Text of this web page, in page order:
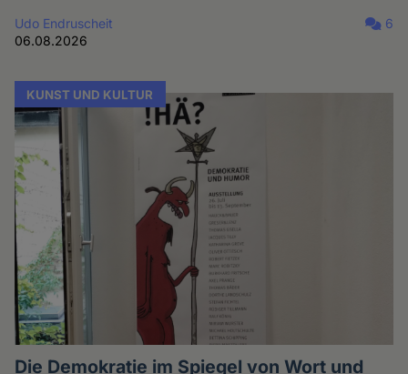
Udo Endruscheit
06.08.2026
6
KUNST UND KULTUR
Die Demokratie im Spiegel von Wort und